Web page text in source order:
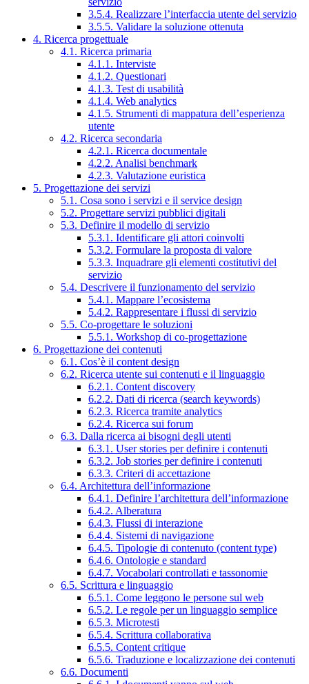
3.5.4. Realizzare l’interfaccia utente del servizio
3.5.5. Validare la soluzione ottenuta
4. Ricerca progettuale
4.1. Ricerca primaria
4.1.1. Interviste
4.1.2. Questionari
4.1.3. Test di usabilità
4.1.4. Web analytics
4.1.5. Strumenti di mappatura dell’esperienza
utente
4.2. Ricerca secondaria
4.2.1. Ricerca documentale
4.2.2. Analisi benchmark
4.2.3. Valutazione euristica
5. Progettazione dei servizi
5.1. Cosa sono i servizi e il service design
5.2. Progettare servizi pubblici digitali
5.3. Definire il modello di servizio
5.3.1. Identificare gli attori coinvolti
5.3.2. Formulare la proposta di valore
5.3.3. Inquadrare gli elementi costitutivi del
servizio
5.4. Descrivere il funzionamento del servizio
5.4.1. Mappare l’ecosistema
5.4.2. Rappresentare i flussi di servizio
5.5. Co-progettare le soluzioni
5.5.1. Workshop di co-progettazione
6. Progettazione dei contenuti
6.1. Cos’è il content design
6.2. Ricerca utente sui contenuti e il linguaggio
6.2.1. Content discovery
6.2.2. Dati di ricerca (search keywords)
6.2.3. Ricerca tramite analytics
6.2.4. Ricerca sui forum
6.3. Dalla ricerca ai bisogni degli utenti
6.3.1. User stories per definire i contenuti
6.3.2. Job stories per definire i contenuti
6.3.3. Criteri di accettazione
6.4. Architettura dell’informazione
6.4.1. Definire l’architettura dell’informazione
6.4.2. Alberatura
6.4.3. Flussi di interazione
6.4.4. Sistemi di navigazione
6.4.5. Tipologie di contenuto (content type)
6.4.6. Ontologie e standard
6.4.7. Vocabolari controllati e tassonomie
6.5. Scrittura e linguaggio
6.5.1. Come leggono le persone sul web
6.5.2. Le regole per un linguaggio semplice
6.5.3. Microtesti
6.5.4. Scrittura collaborativa
6.5.5. Content critique
6.5.6. Traduzione e localizzazione dei contenuti
6.6. Documenti